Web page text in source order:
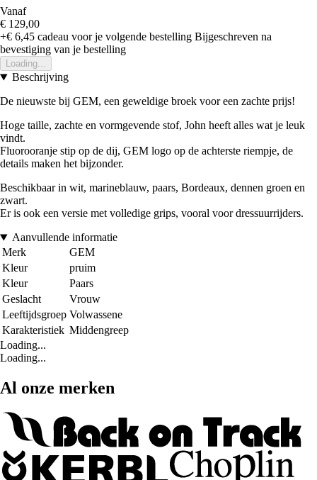
Vanaf
€ 129,00
+€ 6,45 cadeau voor je volgende bestelling Bijgeschreven na
bevestiging van je bestelling
Loading...
Beschrijving
De nieuwste bij GEM, een geweldige broek voor een zachte prijs!
Hoge taille, zachte en vormgevende stof, John heeft alles wat je leuk
vindt.
Fluorooranje stip op de dij, GEM logo op de achterste riempje, de
details maken het bijzonder.
Beschikbaar in wit, marineblauw, paars, Bordeaux, dennen groen en
zwart.
Er is ook een versie met volledige grips, vooral voor dressuurrijders.
Aanvullende informatie
Merk
GEM
Kleur
pruim
Kleur
Paars
Geslacht
Vrouw
Leeftijdsgroep Volwassene
Karakteristiek Middengreep
Loading...
Loading...
Al onze merken